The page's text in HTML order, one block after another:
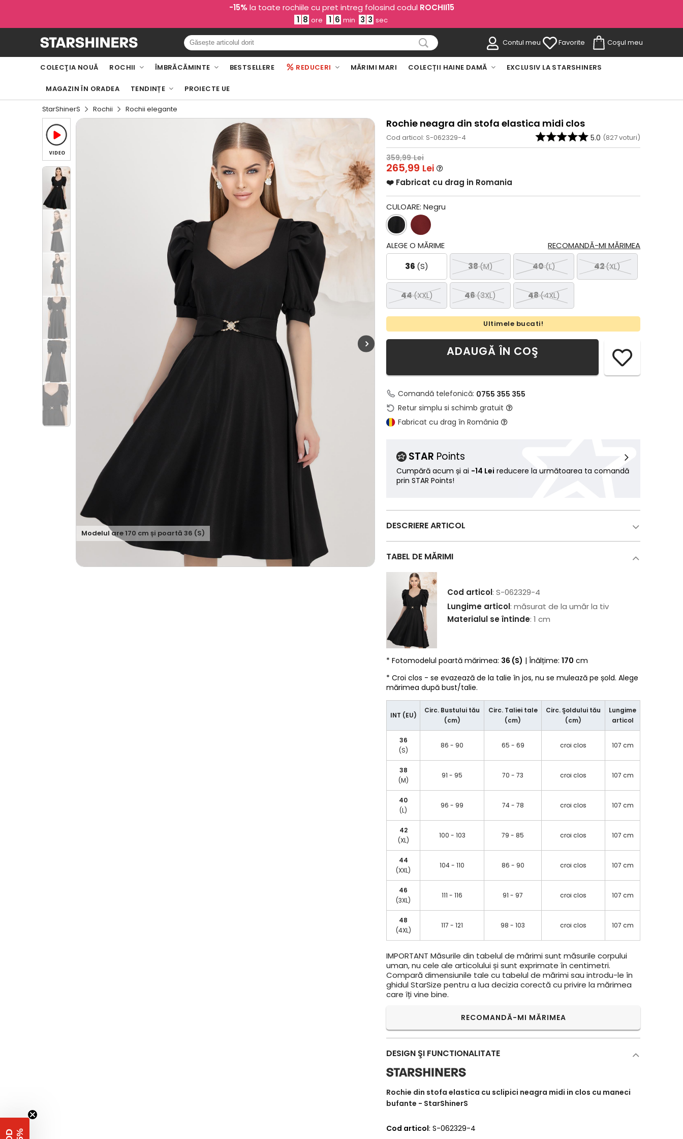
-15% la toate rochiile cu pret intreg folosind codul ROCHII15
1 8 ore 1 6 min 3 2 sec
Contul meu Favorite Coşul meu
COLECŢIA NOUĂ ROCHII ÎMBRĂCĂMINTE BESTSELLERE REDUCERI MĂRIMI MARI COLECȚII HAINE DAMĂ EXCLUSIV LA STARSHINERS
MAGAZIN ÎN ORADEA TENDINȚE PROIECTE UE
StarShinerS Rochii Rochii elegante
Modelul are170 cm și poartă36 (S)
Rochie neagra din stofa elastica midi clos
Cod articol: S-062329-4 5.0 (827voturi)
359,99 Lei
265,99 Lei
❤️ Fabricat cu drag in Romania
CULOARE:Negru
RECOMANDĂ-MI MĂRIMEA
ALEGE O MĂRIME
36 (S) 38(M) 40(L) 42(XL)
44(XXL) 46(3XL) 48(4XL)
Ultimele bucati!
ADAUGĂ ÎN COŞ
Comandă telefonică: 0755 355 355
Retur simplu si schimb gratuit
Fabricat cu drag în România
STAR Points
Cumpără acum și ai -14 Lei reducere la următoarea ta comandă
prin STAR Points!
DESCRIERE ARTICOL
TABEL DE MĂRIMI
Cod articol: S-062329-4
Lungime articol: măsurat de la umăr la tiv
Materialul se întinde: 1 cm
* Fotomodelul poartă mărimea: 36 (S) | Înălțime:170 cm
* Croi clos - se evazează de la talie în jos, nu se mulează pe șold. Alege
mărimea după bust/talie.
INT (EU)
Circ. Bustului tău
(cm)
Circ. Taliei tale
(cm)
Circ. Şoldului tău
(cm)
Lungime
articol
36
(S)
86 - 90 65 - 69 croi clos 107 cm
38
(M)
91 - 95 70 - 73 croi clos 107 cm
40
(L)
96 - 99 74 - 78 croi clos 107 cm
42
(XL)
100 - 103 79 - 85 croi clos 107 cm
44
(XXL)
104 - 110 86 - 90 croi clos 107 cm
46
(3XL)
111 - 116 91 - 97 croi clos 107 cm
48
(4XL)
117 - 121 98 - 103 croi clos 107 cm
IMPORTANT Măsurile din tabelul de mărimi sunt măsurile corpului
uman, nu cele ale articolului și sunt exprimate în centimetri.
Compară dimensiunile tale cu tabelul de mărimi sau introdu-le în
ghidul StarSize pentru a lua decizia corectă cu privire la mărimea
care îți vine bine.
RECOMANDĂ-MI MĂRIMEA
DESIGN ŞI FUNCTIONALITATE
Rochie din stofa elastica cu sclipici neagra midi in clos cu maneci
bufante - StarShinerS
Cod articol: S-062329-4